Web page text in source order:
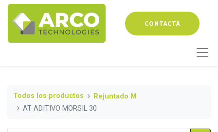
CONTACTA
Todos los productos
Rejuntado M
AT ADITIVO MORSIL 30